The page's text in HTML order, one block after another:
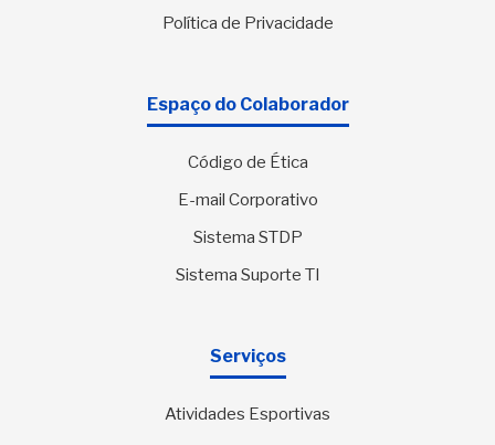
Política de Privacidade
Espaço do Colaborador
Código de Ética
E-mail Corporativo
Sistema STDP
Sistema Suporte TI
Serviços
Atividades Esportivas